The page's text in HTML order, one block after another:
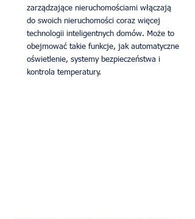
zarządzające nieruchomościami włączają
do swoich nieruchomości coraz więcej
technologii inteligentnych domów. Może to
obejmować takie funkcje, jak automatyczne
oświetlenie, systemy bezpieczeństwa i
kontrola temperatury.